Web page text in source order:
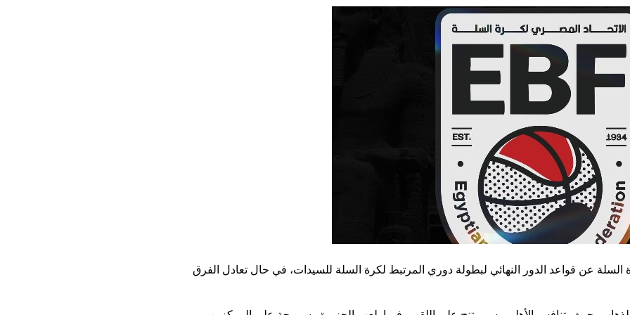
عن قواعد الدور النهائي لبطولة دوري المرتبط لكرة السلة للسيدات، في حال تعادل الفرق